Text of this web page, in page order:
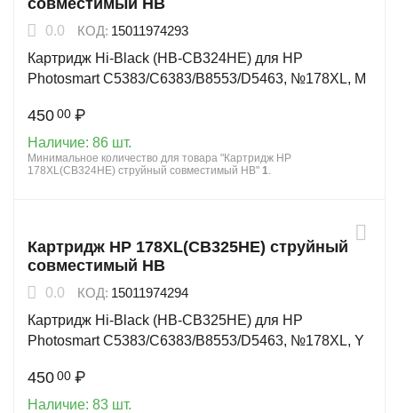
совместимый HB
0.0 КОД: 15011974293
Картридж Hi-Black (HB-CB324HE) для HP
Photosmart C5383/C6383/B8553/D5463, №178XL, M
450 00 ₽
Наличие: 86 шт.
Минимальное количество для товара "Картридж HP
178XL(CB324HE) струйный совместимый HB" 1.
Картридж HP 178XL(CB325HE) струйный
совместимый HB
0.0 КОД: 15011974294
Картридж Hi-Black (HB-CB325HE) для HP
Photosmart C5383/C6383/B8553/D5463, №178XL, Y
450 00 ₽
Наличие: 83 шт.